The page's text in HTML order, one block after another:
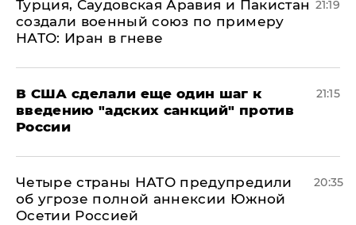
Турция, Саудовская Аравия и Пакистан
создали военный союз по примеру
НАТО: Иран в гневе
21:19
В США сделали еще один шаг к
введению "адских санкций" против
России
21:15
Четыре страны НАТО предупредили
об угрозе полной аннексии Южной
Осетии Россией
20:35